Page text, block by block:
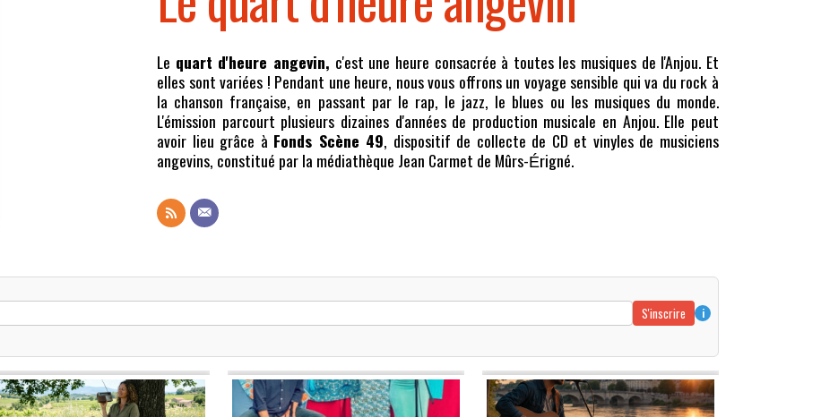
Le quart d'heure angevin, c'est une heure consacrée à toutes les musiques de l'Anjou. Et
elles sont variées ! Pendant une heure, nous vous offrons un voyage sensible qui va du rock à
la chanson française, en passant par le rap, le jazz, le blues ou les musiques du monde.
L'émission parcourt plusieurs dizaines d'années de production musicale en Anjou. Elle peut
avoir lieu grâce à Fonds Scène 49, dispositif de collecte de CD et vinyles de musiciens
angevins, constitué par la médiathèque Jean Carmet de Mûrs-Érigné.
S'inscrire
i